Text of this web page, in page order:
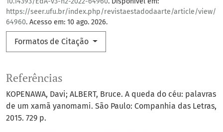
https://seer.ufu.br/index.php/revistaestadodaarte/article/view/
64960. Acesso em: 10 ago. 2026.
Formatos de Citação
Referências
KOPENAWA, Davi; ALBERT, Bruce. A queda do céu: palavras
de um xamã yanomami. São Paulo: Companhia das Letras,
2015. 729 p.